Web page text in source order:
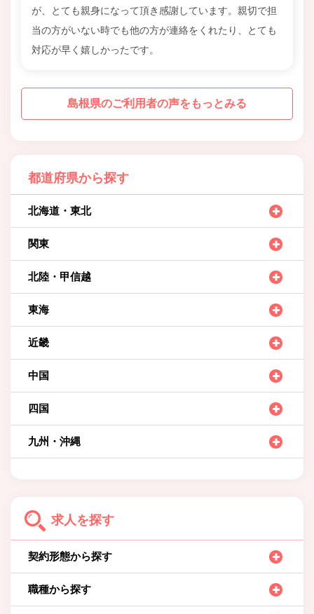
が、とても親身になって頂き感謝しています。親切で担
当の方がいない時でも他の方が連絡をくれたり、とても
対応が早く嬉しかったです。
島根県のご利用者の声をもっとみる
都道府県から探す
北海道・東北
関東
北陸・甲信越
東海
近畿
中国
四国
九州・沖縄
求人を探す
契約形態から探す
職種から探す